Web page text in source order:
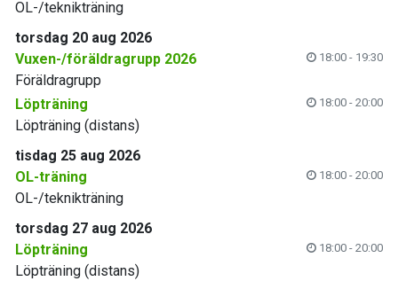
OL-/teknikträning
torsdag 20 aug 2026
Vuxen-/föräldragrupp 2026
18:00 - 19:30
Föräldragrupp
Löpträning
18:00 - 20:00
Löpträning (distans)
tisdag 25 aug 2026
OL-träning
18:00 - 20:00
OL-/teknikträning
torsdag 27 aug 2026
Löpträning
18:00 - 20:00
Löpträning (distans)